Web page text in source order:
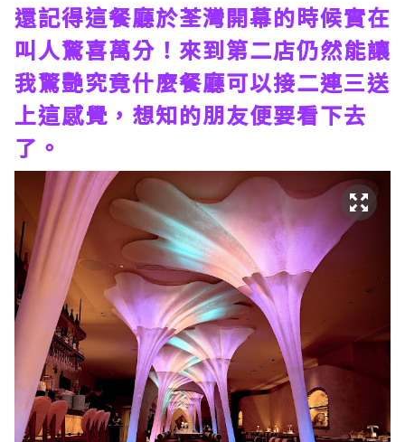
還記得這餐廳於荃灣開幕的時候實在
叫人驚喜萬分！來到第二店仍然能讓
我驚艷究竟什麼餐廳可以接二連三送
上這感覺，想知的朋友便要看下去
了。